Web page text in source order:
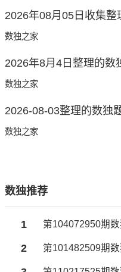
2026年08月05日收集整
数独之家
2026年8月4日整理的数
数独之家
2026-08-03整理的数独
数独之家
数独推荐
1 第104072950期数
2 第101482509期数